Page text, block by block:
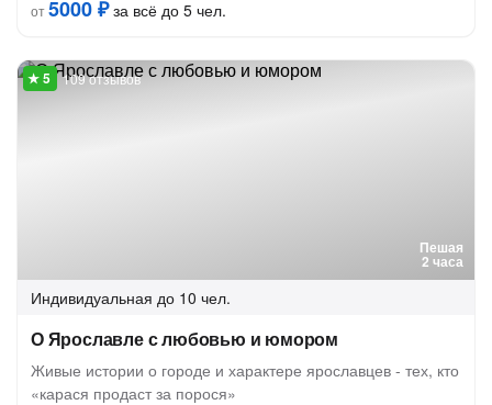
от5000 ₽за всё до 5 чел.
Пешая
2 часа
109 отзывов
Индивидуальная до 10 чел.
О Ярославле с любовью и юмором
Живые истории о городе и характере ярославцев - тех, кто
«карася продаст за порося»